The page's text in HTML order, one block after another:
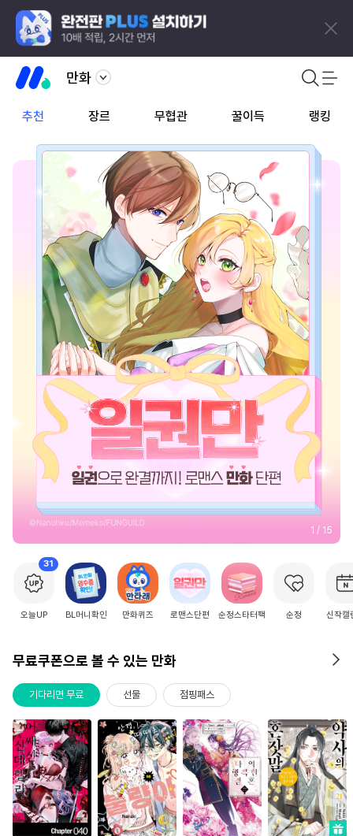
만화
추천 장르 무협관 꿀이득 랭킹
2 / 15
31
오늘UP BL머니확인 만화퀴즈 로맨스단편 순정스타터팩 순정 신작캘
무료쿠폰으로 볼 수 있는 만화
기다리면 무료 선물 점핑패스